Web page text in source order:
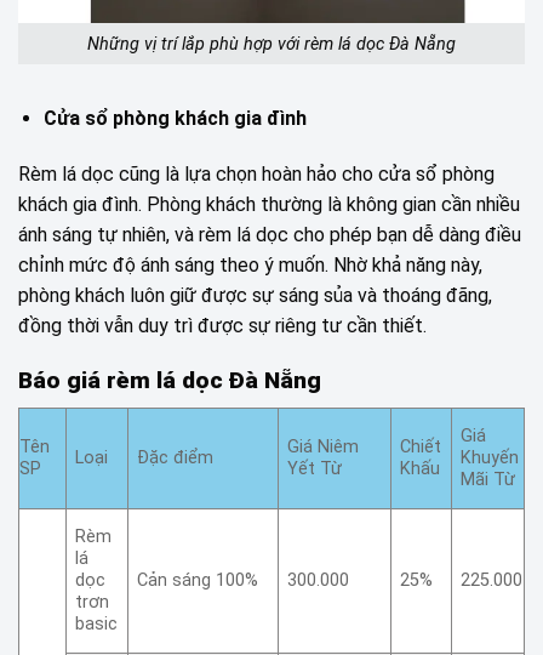
Những vị trí lắp phù hợp với rèm lá dọc Đà Nẵng
Cửa sổ phòng khách gia đình
Rèm lá dọc cũng là lựa chọn hoàn hảo cho cửa sổ phòng
khách gia đình. Phòng khách thường là không gian cần nhiều
ánh sáng tự nhiên, và rèm lá dọc cho phép bạn dễ dàng điều
chỉnh mức độ ánh sáng theo ý muốn. Nhờ khả năng này,
phòng khách luôn giữ được sự sáng sủa và thoáng đãng,
đồng thời vẫn duy trì được sự riêng tư cần thiết.
Báo giá rèm lá dọc Đà Nẵng
Tên
SP
Loại Đặc điểm
Giá Niêm
Yết Từ
Chiết
Khấu
Giá
Khuyến
Mãi Từ
Rèm
lá
dọc
trơn
basic
Cản sáng 100% 300.000 25% 225.000